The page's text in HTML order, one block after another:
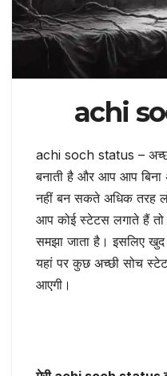
achi
achi soch status –
बनाती है और आप आप
नहीं बन सकते अधिक तरह
आप कोई स्टेटस लगाते हैं
समझा जाता है। इसलिए
यहां पर कुछ अच्छी सोच
आएगी।